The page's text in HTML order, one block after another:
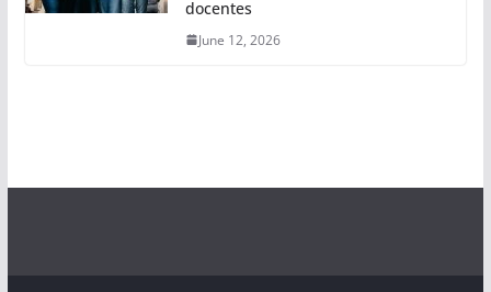
docentes
June 12, 2026